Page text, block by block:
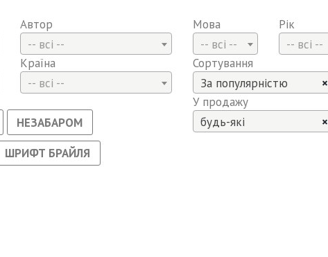
Автор
-- всі --
Мова
-- всі --
Рік
-- всі --
Країна
-- всі --
Сортування
×
За популярністю
НЕЗАБАРОМ
ШРИФТ БРАЙЛЯ
У продажу
×
будь-які